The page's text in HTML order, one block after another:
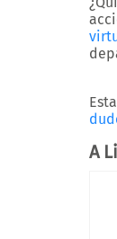
A